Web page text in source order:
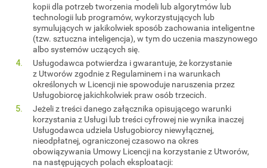
kopii dla potrzeb tworzenia modeli lub algorytmów lub
technologii lub programów, wykorzystujących lub
symulujących w jakikolwiek sposób zachowania inteligentne
(tzw. sztuczna inteligencja), w tym do uczenia maszynowego
albo systemów uczących się.
Usługodawca potwierdza i gwarantuje, że korzystanie
z Utworów zgodnie z Regulaminem i na warunkach
określonych w Licencji nie spowoduje naruszenia przez
Usługobiorcę jakichkolwiek praw osób trzecich.
Jeżeli z treści danego załącznika opisującego warunki
korzystania z Usługi lub treści cyfrowej nie wynika inaczej
Usługodawca udziela Usługobiorcy niewyłącznej,
nieodpłatnej, ograniczonej czasowo na okres
obowiązywania Umowy Licencji na korzystanie z Utworów,
na następujących polach eksploatacji: